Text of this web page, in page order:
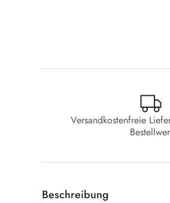
Versandkostenfreie
Beschreibung